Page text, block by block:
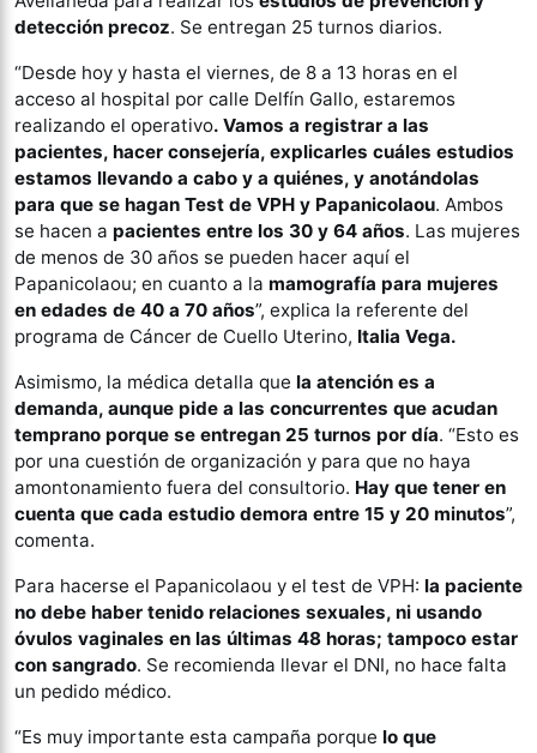
detección precoz. Se entregan 25 turnos diarios.
“Desde hoy y hasta el viernes, de 8 a 13 horas en el
acceso al hospital por calle Delfín Gallo, estaremos
realizando el operativo. Vamos a registrar a las
pacientes, hacer consejería, explicarles cuáles estudios
estamos llevando a cabo y a quiénes, y anotándolas
para que se hagan Test de VPH y Papanicolaou. Ambos
se hacen a pacientes entre los 30 y 64 años. Las mujeres
de menos de 30 años se pueden hacer aquí el
Papanicolaou; en cuanto a la mamografía para mujeres
en edades de 40 a 70 años”, explica la referente del
programa de Cáncer de Cuello Uterino, Italia Vega.
Asimismo, la médica detalla que la atención es a
demanda, aunque pide a las concurrentes que acudan
temprano porque se entregan 25 turnos por día. “Esto es
por una cuestión de organización y para que no haya
amontonamiento fuera del consultorio. Hay que tener en
cuenta que cada estudio demora entre 15 y 20 minutos”,
comenta.
Para hacerse el Papanicolaou y el test de VPH: la paciente
no debe haber tenido relaciones sexuales, ni usando
óvulos vaginales en las últimas 48 horas; tampoco estar
con sangrado. Se recomienda llevar el DNI, no hace falta
un pedido médico.
“Es muy importante esta campaña porque lo que